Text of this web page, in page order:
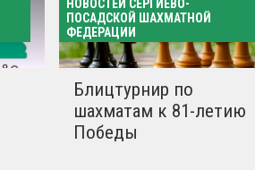
Все материалы здесь
НОВОСТЕЙ СЕРГИЕВО-
ПОСАДСКОЙ ШАХМАТНОЙ
ФЕДЕРАЦИИ
Блицтурнир по
шахматам к 81-летию
Победы